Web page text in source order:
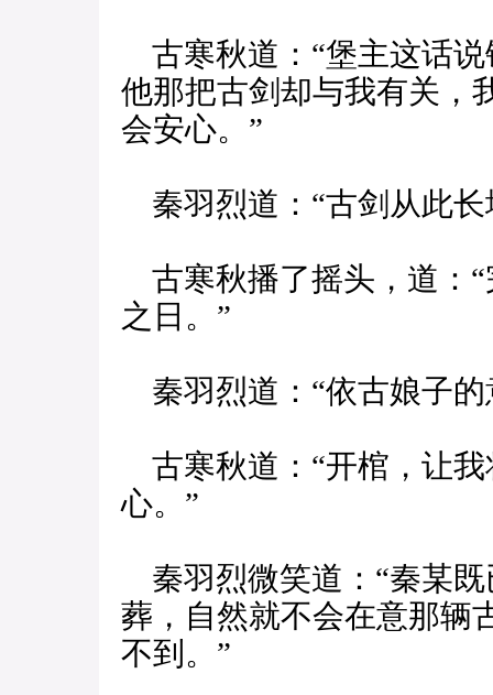
古寒秋道：“堡主这话
他那把古剑却与我有关，
会安心。”
秦羽烈道：“古剑从此长
古寒秋播了摇头，道：
之日。”
秦羽烈道：“依古娘子
古寒秋道：“开棺，让
心。”
秦羽烈微笑道：“秦某
葬，自然就不会在意那辆
不到。”